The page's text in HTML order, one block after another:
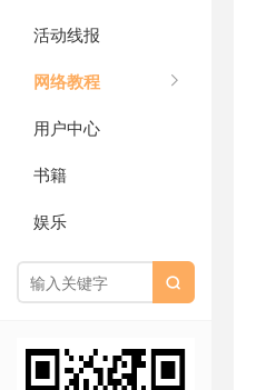
活动线报
网络教程
用户中心
书籍
娱乐
